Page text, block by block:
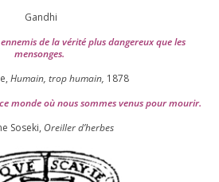
Gandhi
de la véri­té plus dan­ge­reux que les
mensonges.
Humain, trop humain, 1878
monde où nous sommes venus pour mourir.
Soseki, Oreiller d’herbes